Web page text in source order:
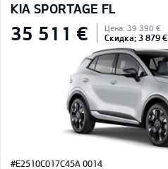
KIA SPORTAGE FL
35 511 € Цена: 39 390 €
Скидка: 3 879 €
#E2510C017C45A 0014